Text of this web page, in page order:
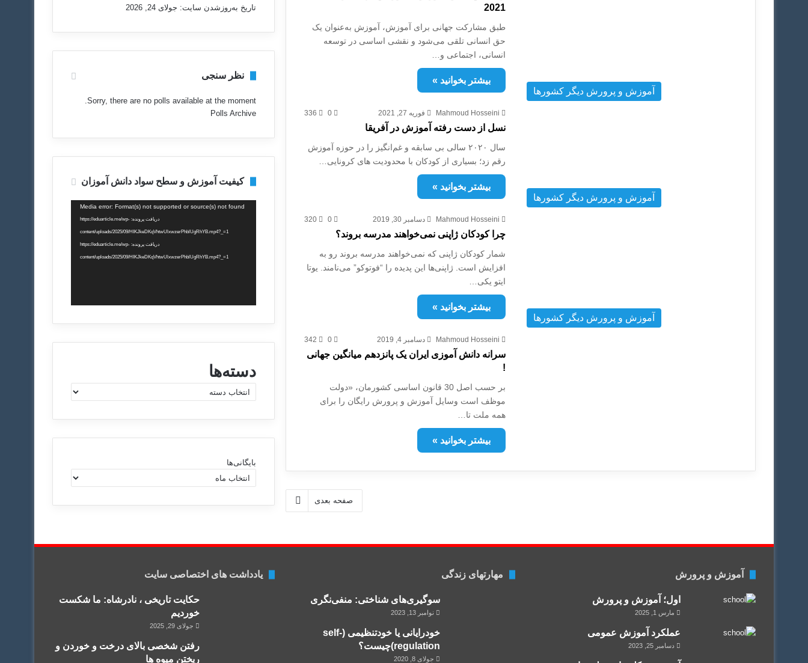
2021
طبق مشارکت جهانی برای آموزش، آموزش به‌عنوان یک
حق انسانی تلقی می‌شود و نقشی اساسی در توسعه
انسانی، اجتماعی و…
بیشتر بخوانید »
آموزش و پرورش دیگر کشورها
Mahmoud Hosseini فوریه 27, 2021 0
336
نسل از دست رفته آموزش در آفريقا
سال ۲۰۲۰ سالی بی سابقه و غم‌انگیز را در حوزه آموزش
رقم زد؛ بسیاری از کودکان با محدودیت های کرونایی…
بیشتر بخوانید »
آموزش و پرورش دیگر کشورها
Mahmoud Hosseini دسامبر 30, 2019 0
320
چرا کودکان ژاپنی نمی‌خواهند مدرسه بروند؟
شمار کودکان ژاپنی که نمی‌خواهند مدرسه بروند رو به
افزایش است. ژاپنی‌ها این پدیده را “فوتوکو” می‌نامند. یوتا
ایتو یکی…
بیشتر بخوانید »
آموزش و پرورش دیگر کشورها
Mahmoud Hosseini دسامبر 4, 2019 0
342
سرانه دانش آموزی ایران یک پانزدهم میانگین جهانی
!
بر حسب اصل 30 قانون اساسی کشورمان، «دولت
موظف است وسایل آموزش و پرورش رایگان را برای
همه ملت تا…
بیشتر بخوانید »
صفحه بعدی
تاریخ به‌روزشدن سایت: جولای 24, 2026
نظر سنجی
Sorry, there are no polls available at the moment.
Polls Archive
کیفیت آموزش و سطح سواد دانش آموزان
نمایشگر
Media error: Format(s) not supported or source(s) not found
دریافت پرونده: https://eduarticle.me/wp-
content/uploads/2025/09/HIKJkeDKqVhtwUlxwzerPhblUgRhYB.mp4?_=1
دریافت پرونده: https://eduarticle.me/wp-
content/uploads/2025/09/HIKJkeDKqVhtwUlxwzerPhblUgRhYB.mp4?_=1
دسته‌ها
س
ه
بایگانی‌ها
آموزش و پرورش
اول؛ آموزش و پرورش
مارس 1, 2025
عملکرد آموزش عمومی
دسامبر 25, 2023
مهارتهای زندگی
سوگیری‌های شناختی: منفی‌نگری
نوامبر 13, 2023
خودرایانی یا خودتنظیمی (self-
regulation)چیست؟
جولای 8, 2020
یادداشت های اختصاصی سایت
حکایت تاریخی ، نادرشاه: ما شکست
خوردیم
جولای 29, 2025
رفتن شخصی بالای درخت و خوردن و
ریختن میوه ها